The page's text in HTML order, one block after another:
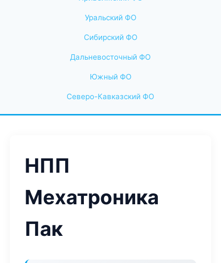
Уральский ФО
Сибирский ФО
Дальневосточный ФО
Южный ФО
Северо-Кавказский ФО
НПП
Мехатроника
Пак